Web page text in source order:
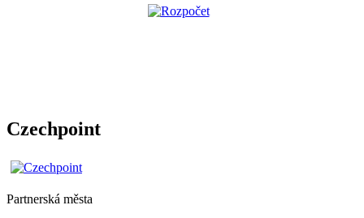
Czechpoint
Partnerská města